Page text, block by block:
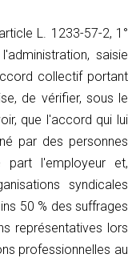
L. 1233-57-2, 1°
saisie
collectif portant
de vérifier, sous le
que l'accord qui lui
par des personnes
part l'employeur et,
syndicales
50 % des suffrages
représentatives lors
professionnelles au